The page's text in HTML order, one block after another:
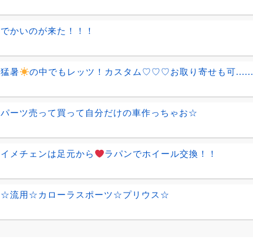
でかいのが来た！！！
猛暑 の中でもレッツ！カスタム♡♡♡お取り寄せも可......
パーツ売って買って自分だけの車作っちゃお☆
イメチェンは足元から ラパンでホイール交換！！
☆流用☆カローラスポーツ☆プリウス☆